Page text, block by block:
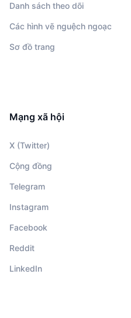
Danh sách theo dõi
Các hình vẽ nguệch ngoạc
Sơ đồ trang
Mạng xã hội
X (Twitter)
Cộng đồng
Telegram
Instagram
Facebook
Reddit
LinkedIn